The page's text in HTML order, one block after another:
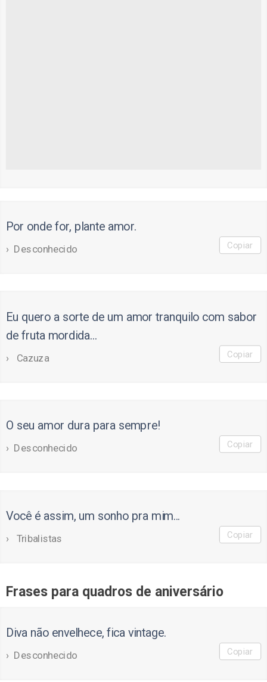
Por onde for, plante amor.
Desconhecido Copiar
Eu quero a sorte de um amor tranquilo com sabor
de fruta mordida...
Cazuza Copiar
O seu amor dura para sempre!
Desconhecido Copiar
Você é assim, um sonho pra mim...
Tribalistas Copiar
Frases para quadros de aniversário
Diva não envelhece, fica vintage.
Desconhecido Copiar